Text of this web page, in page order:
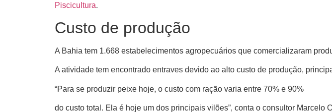
Piscicultura.
Custo de produção
A Bahia tem 1.668 estabelecimentos agropecuários que comercializaram
A atividade tem encontrado entraves devido ao alto custo de produção,
“Para se produzir peixe hoje, o custo com ração varia entre 70% e 90%
do custo total. Ela é hoje um dos principais vilões”, conta o consultor Marcelo